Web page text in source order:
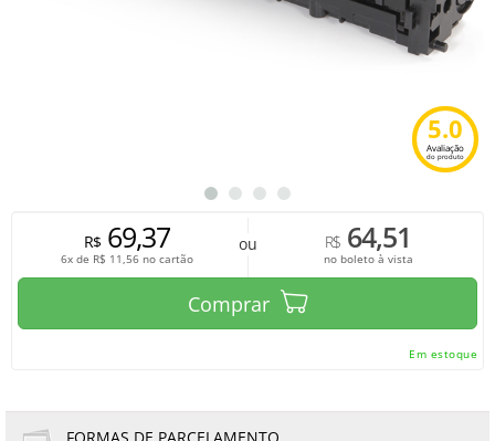
5.0
Avaliação
do produto
R$69,37
6x de R$ 11,56 no cartão
ou R$64,51
no boleto à vista
Comprar
Em estoque